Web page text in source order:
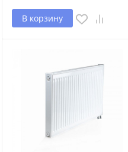
В корзину